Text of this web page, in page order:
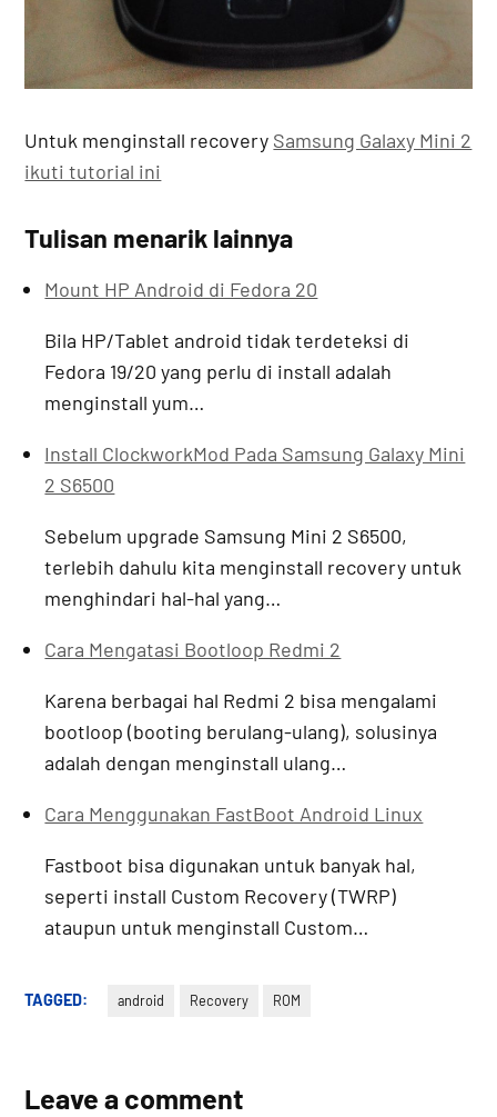
Untuk menginstall recovery Samsung Galaxy Mini 2
ikuti tutorial ini
Tulisan menarik lainnya
Mount HP Android di Fedora 20
Bila HP/Tablet android tidak terdeteksi di
Fedora 19/20 yang perlu di install adalah
menginstall yum…
Install ClockworkMod Pada Samsung Galaxy Mini
2 S6500
Sebelum upgrade Samsung Mini 2 S6500,
terlebih dahulu kita menginstall recovery untuk
menghindari hal-hal yang…
Cara Mengatasi Bootloop Redmi 2
Karena berbagai hal Redmi 2 bisa mengalami
bootloop (booting berulang-ulang), solusinya
adalah dengan menginstall ulang…
Cara Menggunakan FastBoot Android Linux
Fastboot bisa digunakan untuk banyak hal,
seperti install Custom Recovery (TWRP)
ataupun untuk menginstall Custom…
TAGGED: android Recovery ROM
Leave a comment